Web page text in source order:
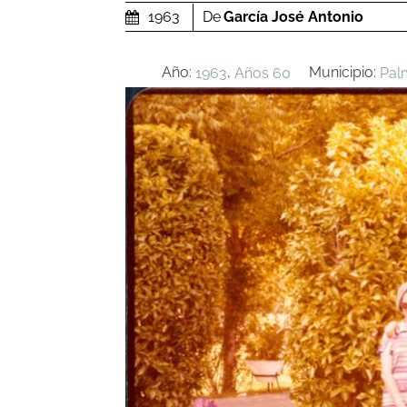
1963 DeGarcía José Antonio
Año: 1963, Años 60 Municipio: